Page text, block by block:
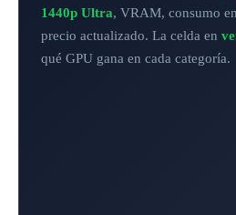
1440p Ultra, VRAM, consumo
precio actualizado. La celda en
qué GPU gana en cada categoría.